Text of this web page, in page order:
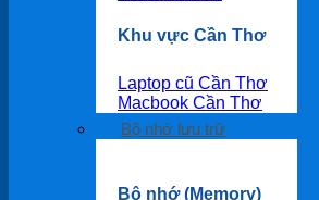
Khu vực Cần Thơ
Laptop cũ Cần Thơ
Macbook Cần Thơ
Bộ nhớ lưu trữ
Bộ nhớ (Memory)